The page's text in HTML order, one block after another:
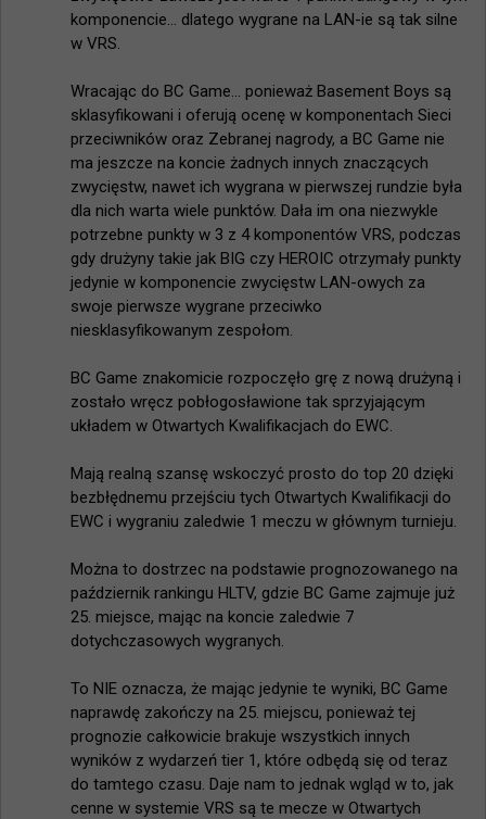
komponencie... dlatego wygrane na LAN-ie są tak silne
w VRS.
Wracając do BC Game... ponieważ Basement Boys są
sklasyfikowani i oferują ocenę w komponentach Sieci
przeciwników oraz Zebranej nagrody, a BC Game nie
ma jeszcze na koncie żadnych innych znaczących
zwycięstw, nawet ich wygrana w pierwszej rundzie była
dla nich warta wiele punktów. Dała im ona niezwykle
potrzebne punkty w 3 z 4 komponentów VRS, podczas
gdy drużyny takie jak BIG czy HEROIC otrzymały punkty
jedynie w komponencie zwycięstw LAN-owych za
swoje pierwsze wygrane przeciwko
niesklasyfikowanym zespołom.
BC Game znakomicie rozpoczęło grę z nową drużyną i
zostało wręcz pobłogosławione tak sprzyjającym
układem w Otwartych Kwalifikacjach do EWC.
Mają realną szansę wskoczyć prosto do top 20 dzięki
bezbłędnemu przejściu tych Otwartych Kwalifikacji do
EWC i wygraniu zaledwie 1 meczu w głównym turnieju.
Można to dostrzec na podstawie prognozowanego na
październik rankingu HLTV, gdzie BC Game zajmuje już
25. miejsce, mając na koncie zaledwie 7
dotychczasowych wygranych.
To NIE oznacza, że mając jedynie te wyniki, BC Game
naprawdę zakończy na 25. miejscu, ponieważ tej
prognozie całkowicie brakuje wszystkich innych
wyników z wydarzeń tier 1, które odbędą się od teraz
do tamtego czasu. Daje nam to jednak wgląd w to, jak
cenne w systemie VRS są te mecze w Otwartych